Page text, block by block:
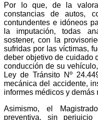
Por lo que, de la
constancias de autos,
contundentes e idóneos
la imputación, todas
sostener, con la
sufridas por las víctimas,
deber objetivo de cuidado
conducción de su
Ley de Tránsito Nº
mecánica del accidente,
informes médicos y demás
Asimismo, el
preventiva, sin